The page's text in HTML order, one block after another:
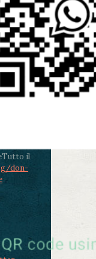
in
- Fiano
in
20.30 -
don
al
le
Tutto il
don-